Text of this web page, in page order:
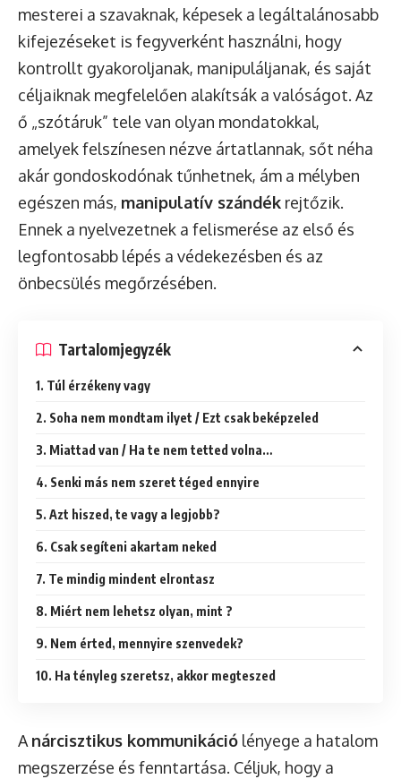
mesterei a szavaknak, képesek a legáltalánosabb
kifejezéseket is fegyverként használni, hogy
kontrollt gyakoroljanak, manipuláljanak, és saját
céljaiknak megfelelően alakítsák a valóságot. Az
ő „szótáruk” tele van olyan mondatokkal,
amelyek felszínesen nézve ártatlannak, sőt néha
akár gondoskodónak tűnhetnek, ám a mélyben
egészen más, manipulatív szándék rejtőzik.
Ennek a nyelvezetnek a felismerése az első és
legfontosabb lépés a védekezésben és az
önbecsülés megőrzésében.
Tartalomjegyzék
1. Túl érzékeny vagy
2. Soha nem mondtam ilyet / Ezt csak beképzeled
3. Miattad van / Ha te nem tetted volna…
4. Senki más nem szeret téged ennyire
5. Azt hiszed, te vagy a legjobb?
6. Csak segíteni akartam neked
7. Te mindig mindent elrontasz
8. Miért nem lehetsz olyan, mint ?
9. Nem érted, mennyire szenvedek?
10. Ha tényleg szeretsz, akkor megteszed
A nárcisztikus kommunikáció lényege a hatalom
megszerzése és fenntartása. Céljuk, hogy a